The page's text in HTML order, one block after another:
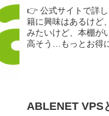
👉 公式サイトで詳
籍に興味はあるけど
みたいけど、本棚が
高そう…もっとお得
ABLENET VPS